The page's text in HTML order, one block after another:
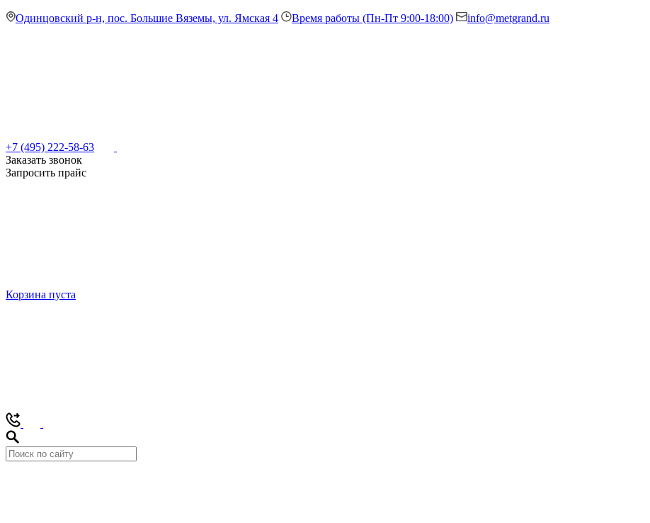
Одинцовский р-н, пос. Большие Вяземы, ул. Ямская 4 Время работы (Пн-Пт 9:00-18:00) info@metgrand.ru
+7 (495) 222-58-63
Заказать звонок
Запросить прайс
Корзина пуста